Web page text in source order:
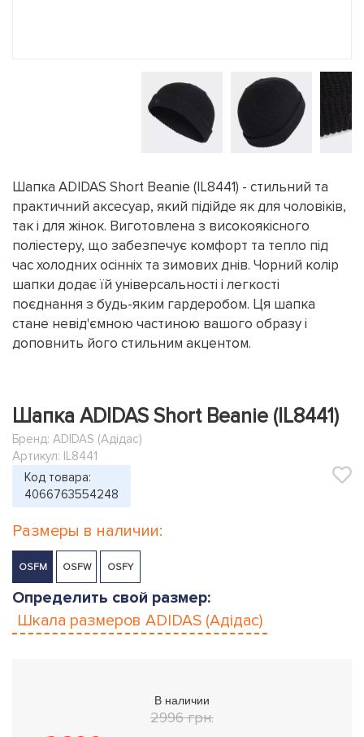
Шапка ADIDAS Short Beanie (IL8441) - стильний та
практичний аксесуар, який підійде як для чоловіків,
так і для жінок. Виготовлена з високоякісного
поліестеру, що забезпечує комфорт та тепло під
час холодних осінніх та зимових днів. Чорний колір
шапки додає їй універсальності і легкості
поєднання з будь-яким гардеробом. Ця шапка
стане невід'ємною частиною вашого образу і
доповнить його стильним акцентом.
Шапка ADIDAS Short Beanie (IL8441)
Бренд: ADIDAS (Адідас)
Артикул: IL8441
Код товара:
4066763554248
Размеры в наличии:
OSFM OSFW OSFY
Определить свой размер:
Шкала размеров ADIDAS (Адідас)
В наличии
2996 грн.